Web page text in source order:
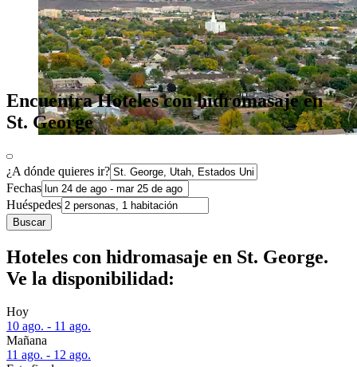
Encuentra Hoteles con hidromasaje en
St. George
¿A dónde quieres ir?
Fechas
Huéspedes
Buscar
Hoteles con hidromasaje en St. George.
Ve la disponibilidad:
Hoy
10 ago. - 11 ago.
Mañana
11 ago. - 12 ago.